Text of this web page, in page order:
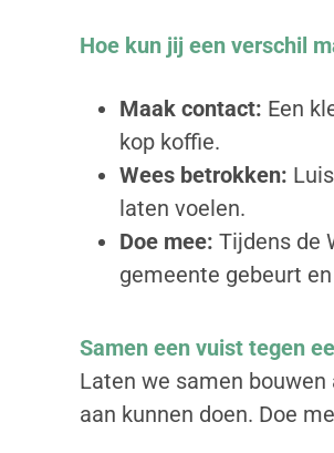
Hoe kun jij een verschil
Maak contact: Een
kop koffie.
Wees betrokken:
laten voelen.
Doe mee: Tijdens de
gemeente gebeurt
Samen een vuist tegen
Laten we samen
aan kunnen doen. Doe